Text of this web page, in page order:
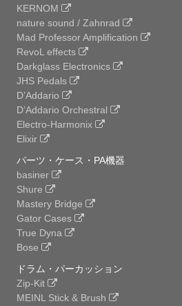
KERNOM
nature sound / Zahnrad
Mad Professor Amplification
RevoL effects
Darkglass Electronics
JHS Pedals
D’Addario
D’Addario Orchestral
Electro-Harmonix
Elixir
パーツ・ケース・PA機器
basiner
Shure
Mastery Bridge
Gator Cases
True Dyna
Bose
ドラム・パーカッション
Zip-Kit
MEINL Stick & Brush